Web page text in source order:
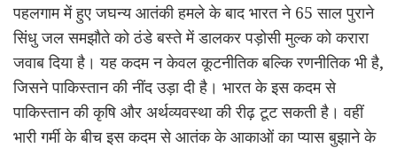
पहलगाम में हुए जघन्य आतंकी हमले के बाद भारत ने 65 साल पुराने
सिंधु जल समझौते को ठंडे बस्ते में डालकर पड़ोसी मुल्क को करारा
जवाब दिया है। यह कदम न केवल कूटनीतिक बल्कि रणनीतिक भी है,
जिसने पाकिस्तान की नींद उड़ा दी है। भारत के इस कदम से
पाकिस्तान की कृषि और अर्थव्यवस्था की रीढ़ टूट सकती है। वहीं
भारी गर्मी के बीच इस कदम से आतंक के आकाओं का प्यास बुझाने के